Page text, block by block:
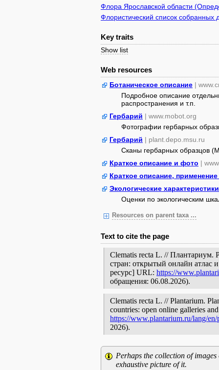
Флора Ярославской области
Флористический список собранных
Key traits
Show list
Web resources
Ботаническое описание |
Подробное описание
распространения и т.п.
Гербарий | www.mobot.org
Фотографии гербарных
Гербарий | plant.depo.msu.ru
Сканы гербарных образцов
Краткое описание и фото |
Краткое описание,
Экологические характеристики
Оценки по экологическим
Resources on parent taxa ...
Text to cite the page
Clematis recta L. // Плантариум.
стран: открытый онлайн атлас
ресурс] URL: https://
обращения: 06.08.2026).
Clematis recta L. // Plantarium.
countries: open online galleries
https://www.plantarium.ru/lang/
2026).
Perhaps the collection of
exhaustive picture of it.